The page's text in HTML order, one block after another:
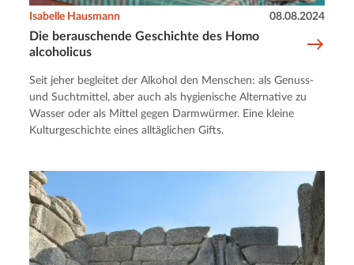
Die berauschende Geschichte des Homo
alcoholicus
Isabelle Hausmann 08.08.2024
Seit jeher begleitet der Alkohol den Menschen: als Genuss-
und Suchtmittel, aber auch als hygienische Alternative zu
Wasser oder als Mittel gegen Darmwürmer. Eine kleine
Kulturgeschichte eines alltäglichen Gifts.